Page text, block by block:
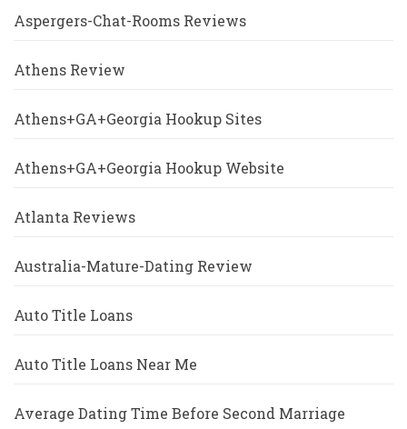
Aspergers-Chat-Rooms Reviews
Athens Review
Athens+GA+Georgia Hookup Sites
Athens+GA+Georgia Hookup Website
Atlanta Reviews
Australia-Mature-Dating Review
Auto Title Loans
Auto Title Loans Near Me
Average Dating Time Before Second Marriage